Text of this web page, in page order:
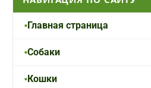
Главная страница
Собаки
Кошки